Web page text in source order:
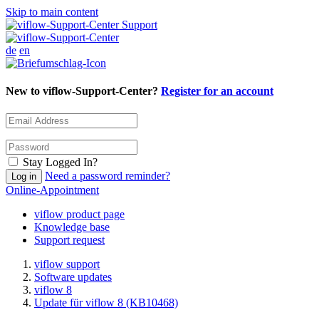
Skip to main content
Support
de en
New to viflow-Support-Center? Register for an account
Stay Logged In?
Need a password reminder?
Online-Appointment
viflow product page
Knowledge base
Support request
viflow support
Software updates
viflow 8
Update für viflow 8 (KB10468)